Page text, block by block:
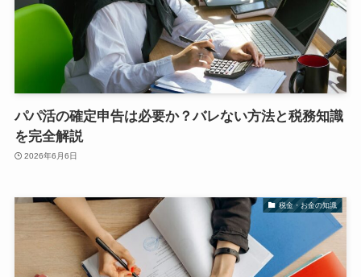
パパ活の確定申告は必要か？バレない方法と税務知識
を完全解説
2026年6月6日
税金・お金の知識